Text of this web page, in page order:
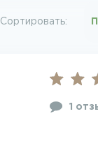
Сортировать:
1